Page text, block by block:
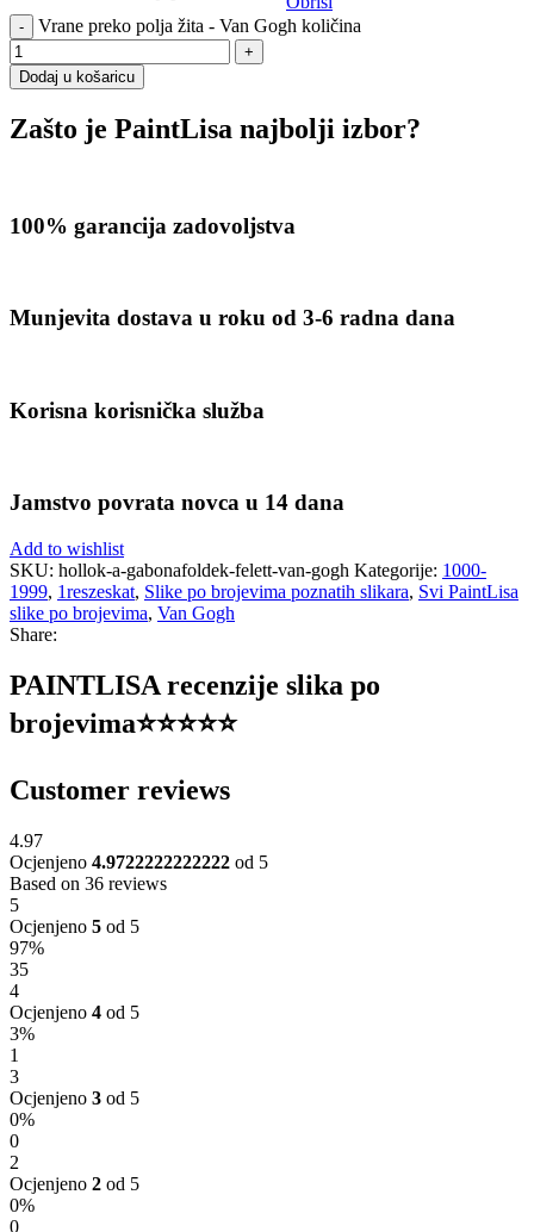
Vrane preko polja žita - Van Gogh količina
Dodaj u košaricu
Zašto je PaintLisa najbolji izbor?
100% garancija zadovoljstva
Munjevita dostava u roku od 3-6 radna dana
Korisna korisnička služba
Jamstvo povrata novca u 14 dana
Add to wishlist
SKU: hollok-a-gabonafoldek-felett-van-gogh Kategorije: 1000-
1999, 1reszeskat, Slike po brojevima poznatih slikara, Svi PaintLisa
slike po brojevima, Van Gogh
Share:
PAINTLISA recenzije slika po
brojevima⭐️⭐️⭐️⭐️⭐️
Customer reviews
4.97
Ocjenjeno 4.9722222222222 od 5
Based on 36 reviews
5
Ocjenjeno 5 od 5
97%
35
4
Ocjenjeno 4 od 5
3%
1
3
Ocjenjeno 3 od 5
0%
0
2
Ocjenjeno 2 od 5
0%
0